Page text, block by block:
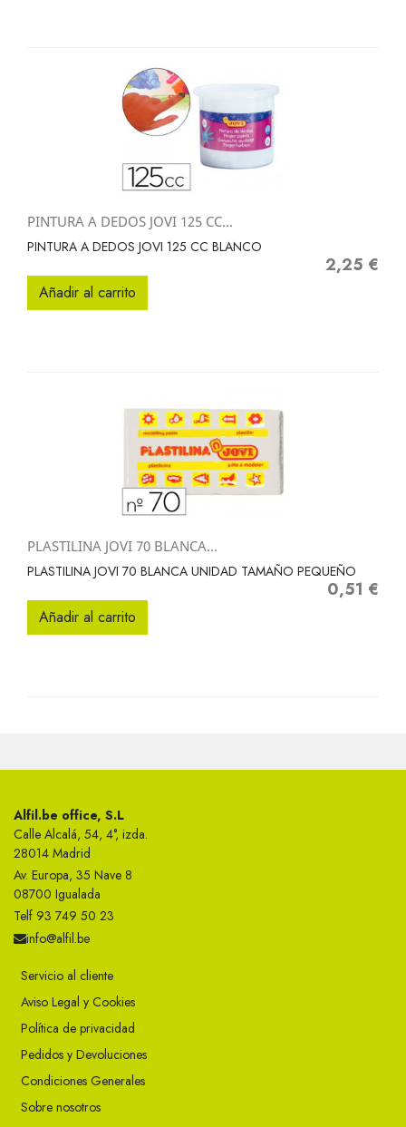
PINTURA A DEDOS JOVI 125 CC...
PINTURA A DEDOS JOVI 125 CC BLANCO
Precio
2,25 €
Añadir al carrito
PLASTILINA JOVI 70 BLANCA...
PLASTILINA JOVI 70 BLANCA UNIDAD TAMAÑO PEQUEÑO
Precio
0,51 €
Añadir al carrito
Alfil.be office, S.L
Calle Alcalá, 54, 4°, izda.
28014 Madrid
Av. Europa, 35 Nave 8
08700 Igualada
Telf 93 749 50 23
info@alfil.be
Servicio al cliente
Aviso Legal y Cookies
Política de privacidad
Pedidos y Devoluciones
Condiciones Generales
Sobre nosotros